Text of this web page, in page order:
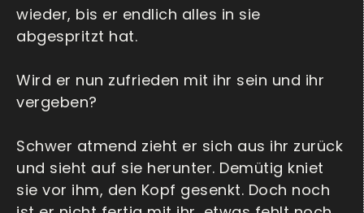
wieder, bis er endlich alles in sie
abgespritzt hat.
Wird er nun zufrieden mit ihr sein und ihr
vergeben?
Schwer atmend zieht er sich aus ihr zurück
und sieht auf sie herunter. Demütig kniet
sie vor ihm, den Kopf gesenkt. Doch noch